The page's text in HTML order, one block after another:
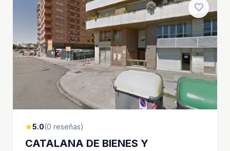
favorite
star5.0(0 reseñas)
CATALANA DE BIENES Y